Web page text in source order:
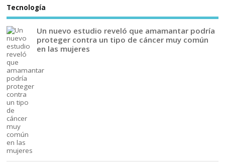
Tecnología
Un nuevo estudio reveló que amamantar podría
proteger contra un tipo de cáncer muy común
en las mujeres